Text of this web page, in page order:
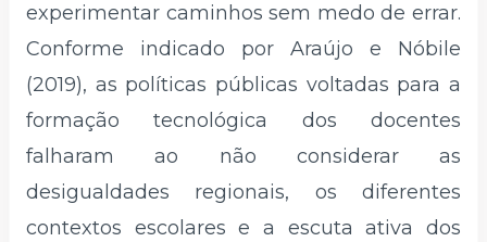
experimentar caminhos sem medo de errar.
Conforme indicado por Araújo e Nóbile
(2019), as políticas públicas voltadas para a
formação tecnológica dos docentes
falharam ao não considerar as
desigualdades regionais, os diferentes
contextos escolares e a escuta ativa dos